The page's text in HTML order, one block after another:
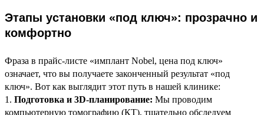
Этапы установки «под ключ»: прозрачно и
комфортно
Фраза в прайс-листе «имплант Nobel, цена под ключ»
означает, что вы получаете законченный результат «под
ключ». Вот как выглядит этот путь в нашей клинике:
Подготовка и 3D-планирование: Мы проводим
компьютерную томографию (КТ), тщательно обследуем